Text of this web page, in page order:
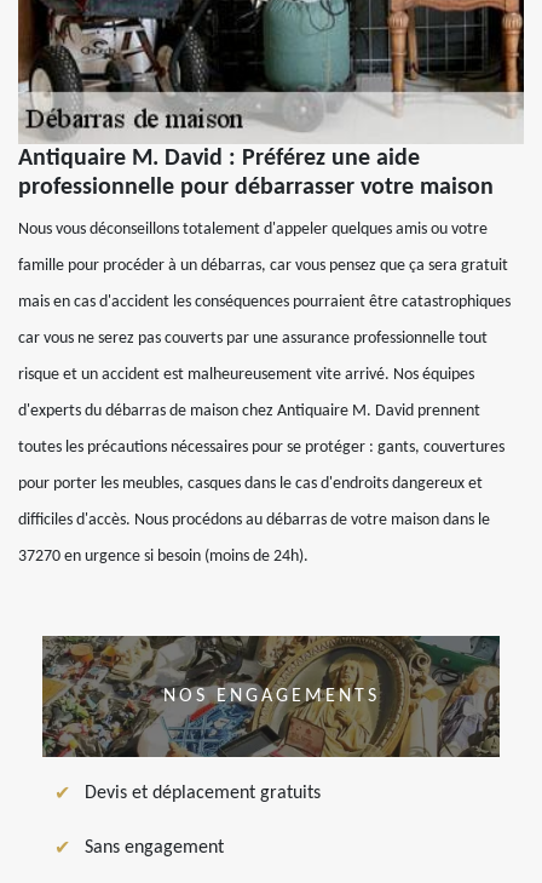
Antiquaire M. David : Préférez une aide
professionnelle pour débarrasser votre maison
Nous vous déconseillons totalement d'appeler quelques amis ou votre
famille pour procéder à un débarras, car vous pensez que ça sera gratuit
mais en cas d'accident les conséquences pourraient être catastrophiques
car vous ne serez pas couverts par une assurance professionnelle tout
risque et un accident est malheureusement vite arrivé. Nos équipes
d'experts du débarras de maison chez Antiquaire M. David prennent
toutes les précautions nécessaires pour se protéger : gants, couvertures
pour porter les meubles, casques dans le cas d'endroits dangereux et
difficiles d'accès. Nous procédons au débarras de votre maison dans le
37270 en urgence si besoin (moins de 24h).
NOS ENGAGEMENTS
Devis et déplacement gratuits
Sans engagement